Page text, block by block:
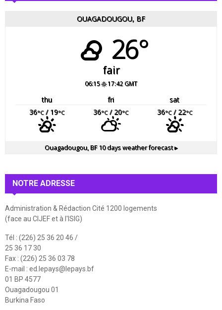
OUAGADOUGOU, BF
26°
fair
06:15 17:42 GMT
thu fri
sat
36°C/ 19°C 36°C/ 20°C 36°C/ 22°C
Ouagadougou, BF10 days weather forecast ▸
NOTRE ADRESSE
Administration & Rédaction Cité 1200 logements
(face au CIJEF et à l'ISIG)
Tél : (226) 25 36 20 46 /
25 36 17 30
Fax : (226) 25 36 03 78
E-mail : ed.lepays@lepays.bf
01 BP 4577
Ouagadougou 01
Burkina Faso